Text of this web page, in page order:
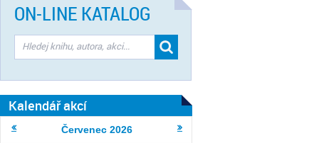
ON-LINE KATALOG
Kalendář akcí
Červenec 2026